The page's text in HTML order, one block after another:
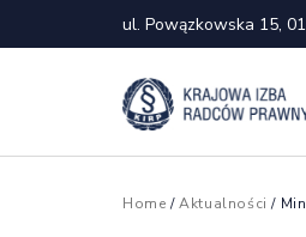
ul. Powązkowska 15,
Home /Aktualności /